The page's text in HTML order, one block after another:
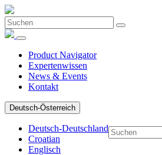
Product Navigator
Expertenwissen
News & Events
Kontakt
Deutsch-Österreich
Deutsch-Deutschland
Croatian
Englisch